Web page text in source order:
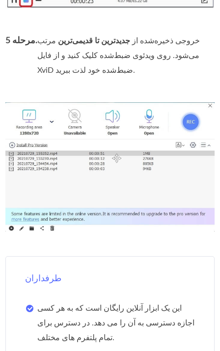
مرحله 5. خروجی ذخیره‌شده از جدیدترین تا قدیمی‌ترین مرتب
می‌شود. روی ویدئوی ضبط‌شده کلیک کنید و از فایل
XviD ضبط‌شده خود لذت ببرید.
طرفداران
این یک ابزار آنلاین رایگان است که به هر کسی
اجازه دسترسی به آن را می دهد. در دسترس برای
تمام پلتفرم های مختلف.